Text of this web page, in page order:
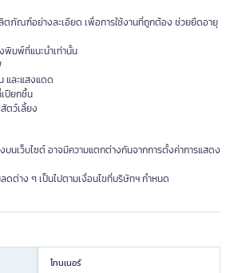
ภัณฑ์อย่างละเอียด เพื่อการใช้งานที่ถูกต้อง ช่วยยืดอายุ
พิมพ์ที่แนะนำเท่านั้น
และแสงแดด
ปียกชื้น
ตว์เลี้ยง
เว็บไซต์ อาจมีความแตกต่างกันจากการตั้งค่าการแสดง
ดต่าง ๆ เป็นไปตามเงื่อนไขที่บริษัทฯ กำหนด
โทนเนอร์